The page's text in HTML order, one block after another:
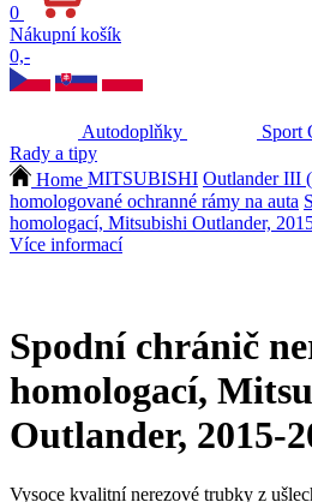
0
Nákupní košík
0,-
Autodoplňky Sport
Rady a tipy
Home MITSUBISHI Outlander III
homologované ochranné rámy na auta
homologací, Mitsubishi Outlander,
Více informací
Spodní chránič
homologací,
Outlander, 2015-
Vysoce kvalitní nerezové trubky z